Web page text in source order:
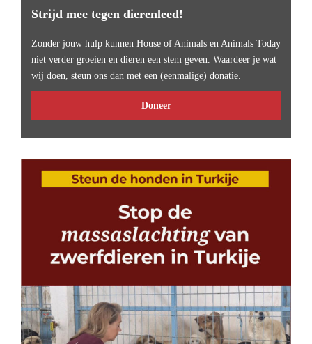
Strijd mee tegen dierenleed!
Zonder jouw hulp kunnen House of Animals en Animals Today
niet verder groeien en dieren een stem geven. Waardeer je wat
wij doen, steun ons dan met een (eenmalige) donatie.
Doneer